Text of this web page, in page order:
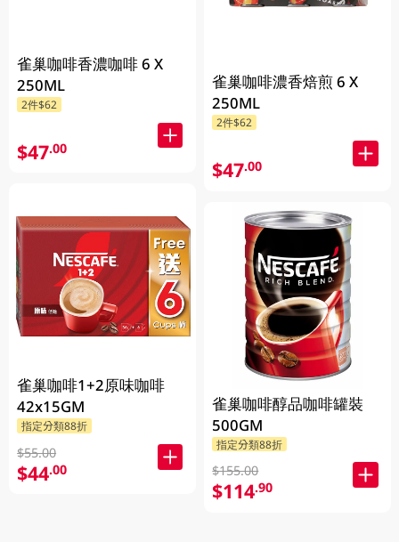
雀巢咖啡香濃咖啡 6 X
250ML
2件$62
$47.00
雀巢咖啡1+2原味咖啡
42x15GM
指定分類88折
$55.00
$44.00
雀巢咖啡濃香焙煎 6 X
250ML
2件$62
$47.00
雀巢咖啡醇品咖啡罐裝
500GM
指定分類88折
$155.00
$114.90